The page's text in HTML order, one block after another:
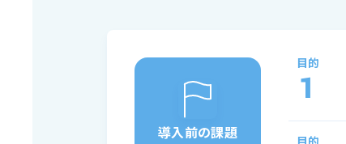
導入前の課題
目的
1
目的